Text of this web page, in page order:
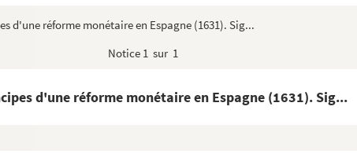
d'une réforme monétaire en Espagne (1631). Sig...
Notice 1 sur 1
d'une réforme monétaire en Espagne (1631). Sig...
les diverses localités des Pays-Bas